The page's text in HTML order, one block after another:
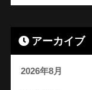
アーカイブ
2026年8月